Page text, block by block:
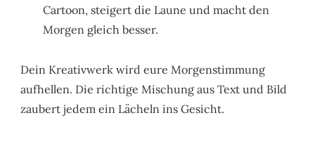
Cartoon, steigert die Laune und macht den
Morgen gleich besser.
Dein Kreativwerk wird eure Morgenstimmung
aufhellen. Die richtige Mischung aus Text und Bild
zaubert jedem ein Lächeln ins Gesicht.